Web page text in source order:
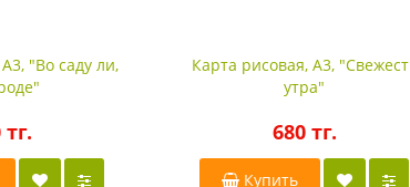
"Во саду ли,
Карта рисовая, A3,
утра"
680 тг.
Купить